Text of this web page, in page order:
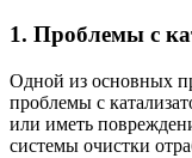
1. Проблемы с
Одной из основных
проблемы с
или иметь
системы очистки